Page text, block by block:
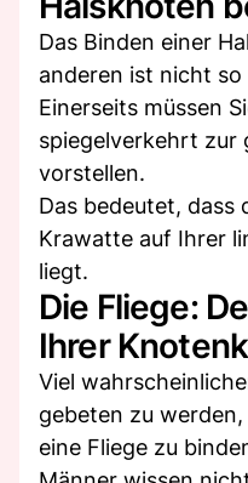
Das Binden einer
anderen ist nicht
Einerseits müssen
spiegelverkehrt zur
vorstellen.
Das bedeutet, dass
Krawatte auf Ihrer
liegt.
Die Fliege:
Ihrer
Viel
gebeten zu
eine Fliege zu